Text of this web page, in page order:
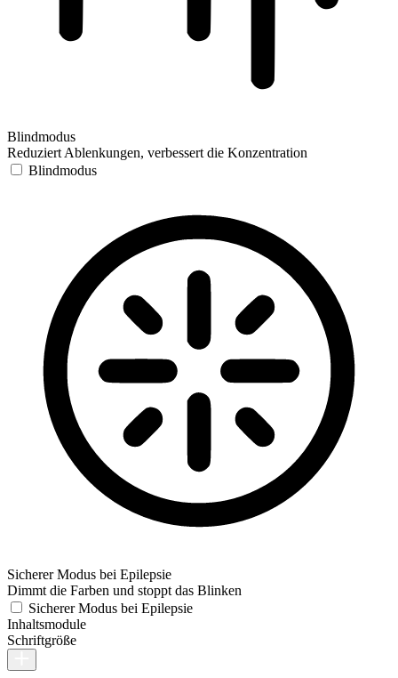
Blindmodus
Reduziert Ablenkungen, verbessert die Konzentration
Blindmodus
Sicherer Modus bei Epilepsie
Dimmt die Farben und stoppt das Blinken
Sicherer Modus bei Epilepsie
Inhaltsmodule
Schriftgröße